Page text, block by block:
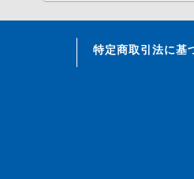
特定商取引法に基